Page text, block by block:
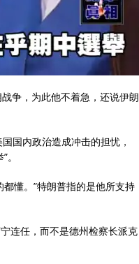
争，为此他不着急，还说伊朗
国内政治造成冲击的担忧，
懂。”特朗普指的是他所支持
连任，而不是德州检察长派克